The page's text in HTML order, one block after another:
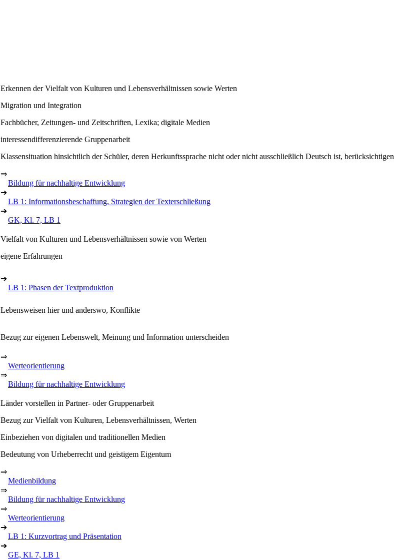
Erkennen der Vielfalt von Kulturen und Lebensverhältnissen sowie Werten
Migration und Integration
Fachbücher, Zeitungen- und Zeitschriften, Lexika; digitale Medien
interessendifferenzierende Gruppenarbeit
Klassensituation hinsichtlich der Schüler, deren Herkunftssprache nicht oder nicht ausschließlich Deutsch ist, berücksichtigen
⇒
Bildung für nachhaltige Entwicklung
➔
LB 1: Informationsbeschaffung, Strategien der Texterschließung
➔
GK, Kl. 7, LB 1
Vielfalt von Kulturen und Lebensverhältnissen sowie von Werten
eigene Erfahrungen
➔
LB 1: Phasen der Textproduktion
Lebensweisen hier und anderswo, Konflikte
Bezug zur eigenen Lebenswelt, Meinung und Information unterscheiden
⇒
Werteorientierung
⇒
Bildung für nachhaltige Entwicklung
Länder vorstellen in Partner- oder Gruppenarbeit
Bezug zur Vielfalt von Kulturen, Lebensverhältnissen, Werten
Einbeziehen von digitalen und traditionellen Medien
Bedeutung von Urheberrecht und geistigem Eigentum
⇒
Medienbildung
⇒
Bildung für nachhaltige Entwicklung
⇒
Werteorientierung
➔
LB 1: Kurzvortrag und Präsentation
➔
GE, Kl. 7, LB 1